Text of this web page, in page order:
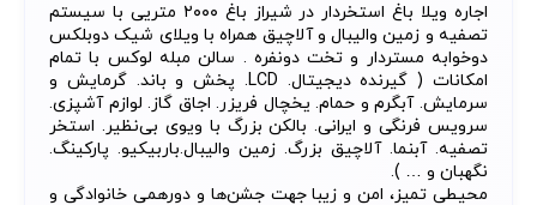
اجاره ویلا باغ استخردار در شیراز باغ ۲۰۰۰ متریی با سیستم
تصفیه و زمین والیبال و آلاچیق همراه با ویلای شیک دوبلکس
دوخوابه مستردار و تخت دونفره . سالن مبله لوکس با تمام
امکانات ( گیرنده دیجیتال. LCD. پخش و باند. گرمایش و
سرمایش. آبگرم و حمام. یخچال فریزر. اجاق گاز. لوازم آشپزی.
سرویس فرنگی و ایرانی. بالکن بزرگ با ویوی بی‌نظیر. استخر
تصفیه. آبنما. آلاچیق بزرگ. زمین والیبال.باربیکیو. پارکینگ.
نگهبان و … ).
محیطی تمیز، امن و زیبا جهت جشن‌ها و دورهمی خانوادگی و